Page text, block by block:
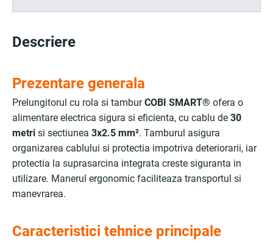
Descriere
Prezentare generala
Prelungitorul cu rola si tamburCOBI SMART® ofera o
alimentare electrica sigura si eficienta, cu cablu de 30
metri si sectiunea 3x2.5 mm². Tamburul asigura
organizarea cablului si protectia impotriva deteriorarii, iar
protectia la suprasarcina integrata creste siguranta in
utilizare. Manerul ergonomic faciliteaza transportul si
manevrarea.
Caracteristici tehnice principale